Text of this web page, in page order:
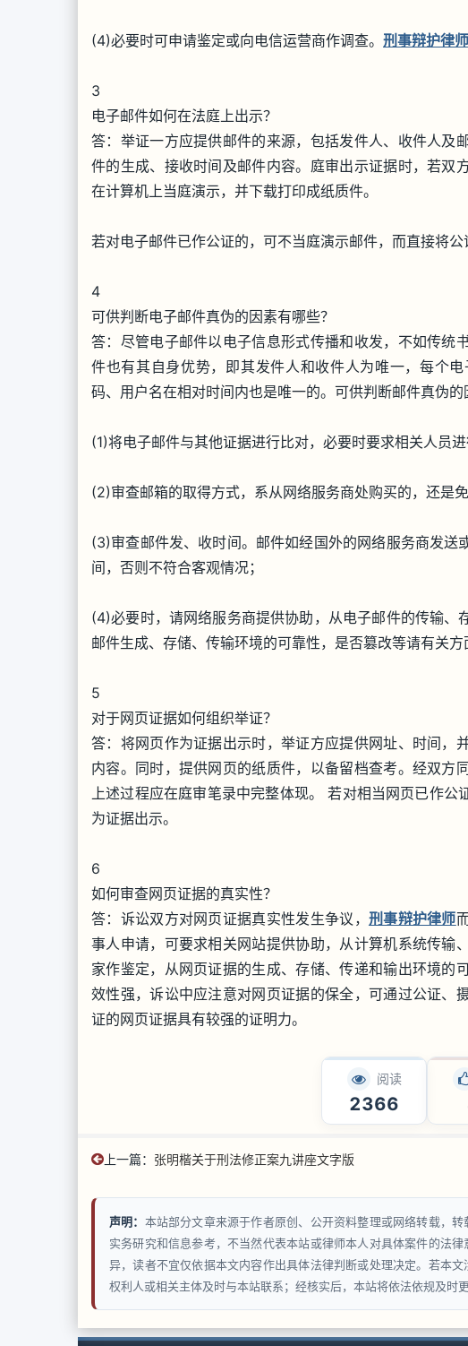
(4)必要时可申请鉴定或向电信运营商作调查。 刑事辩护律师
3
电子邮件如何在法庭上出示？
答：举证一方应提供邮件的来源，包括发件人、收件人及
件的生成、接收时间及邮件内容。庭审出示证据时，若双
在计算机上当庭演示，并下载打印成纸质件。
若对电子邮件已作公证的，可不当庭演示邮件，而直接将公
4
可供判断电子邮件真伪的因素有哪些？
答：尽管电子邮件以电子信息形式传播和收发，不如传统
件也有其自身优势，即其发件人和收件人为唯一，每个
码、用户名在相对时间内也是唯一的。可供判断邮件真伪的
(1)将电子邮件与其他证据进行比对，必要时要求相关人员进
(2)审查邮箱的取得方式，系从网络服务商处购买的，还是
(3)审查邮件发、收时间。邮件如经国外的网络服务商发
间，否则不符合客观情况；
(4)必要时，请网络服务商提供协助，从电子邮件的传输
邮件生成、存储、传输环境的可靠性，是否篡改等请有关方
5
对于网页证据如何组织举证？
答：将网页作为证据出示时，举证方应提供网址、时间，
内容。同时，提供网页的纸质件，以备留档查考。经双方
上述过程应在庭审笔录中完整体现。 若对相当网页已作
为证据出示。
6
如何审查网页证据的真实性？
答：诉讼双方对网页证据真实性发生争议， 刑事辩护律师
事人申请，可要求相关网站提供协助，从计算机系统传输
家作鉴定，从网页证据的生成、存储、传递和输出环境的
效性强，诉讼中应注意对网页证据的保全，可通过公证、
证的网页证据具有较强的证明力。
阅读
2366
上一篇： 张明楷关于刑法修正案九讲座文字版
声明： 本站部分文章来源于作者原创、公开资料整理或网络转载，
实务研究和信息参考，不当然代表本站或律师本人对具体案件的法
异，读者不宜仅依据本文内容作出具体法律判断或处理决定。若本
权利人或相关主体及时与本站联系；经核实后，本站将依法依规及时